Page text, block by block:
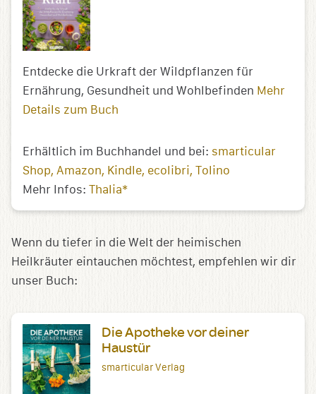
Entdecke die Urkraft der Wildpflanzen für
Ernährung, Gesundheit und Wohlbefinden Mehr
Details zum Buch
Erhältlich im Buchhandel und bei: smarticular
Shop Amazon Kindle ecolibri Tolino
Mehr Infos: Thalia*
Wenn du tiefer in die Welt der heimischen
Heilkräuter eintauchen möchtest, empfehlen wir dir
unser Buch:
Die Apotheke vor deiner
Haustür
smarticular Verlag